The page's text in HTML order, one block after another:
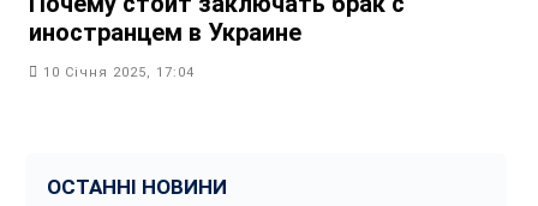
иностранцем в Украине
10 Січня 2025, 17:04
ОСТАННІ НОВИНИ